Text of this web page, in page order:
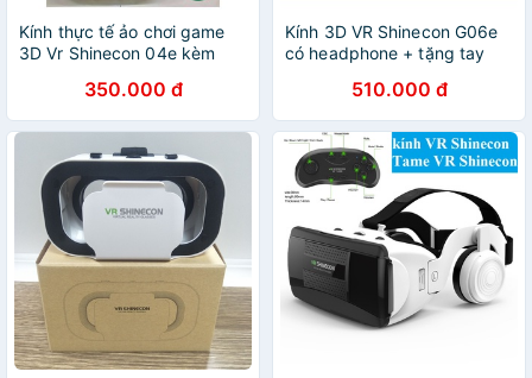
Kính thực tế ảo chơi game
3D Vr Shinecon 04e kèm
350.000 đ
Kính 3D VR Shinecon G06e
có headphone + tặng tay
510.000 đ